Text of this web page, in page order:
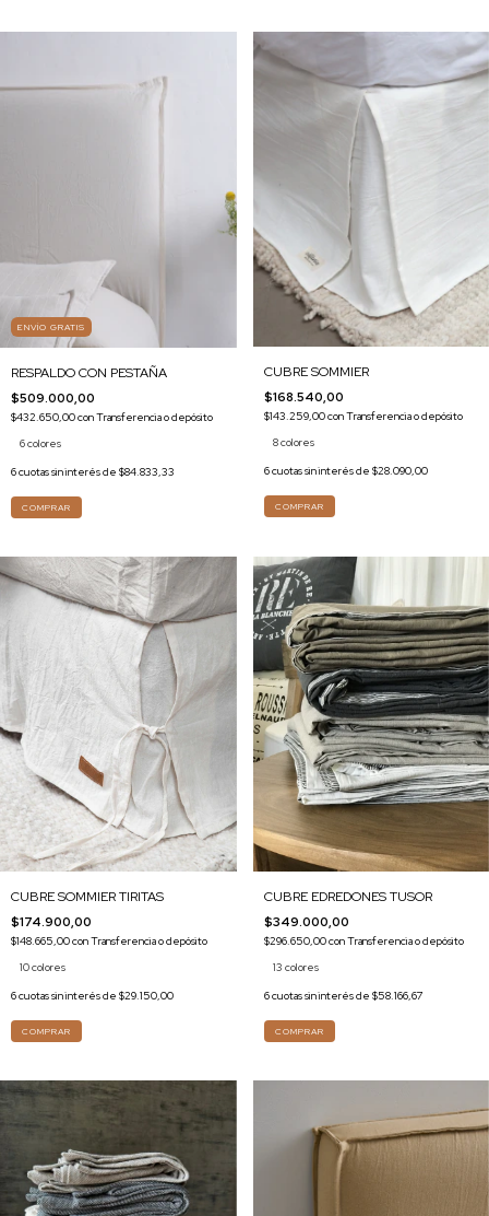
ENVÍO GRATIS
RESPALDO CON PESTAÑA
$509.000,00
$432.650,00conTransferencia o depósito
6 colores
6cuotas sin interés de $84.833,33
COMPRAR
CUBRE SOMMIER
$168.540,00
$143.259,00conTransferencia o depósito
8 colores
6cuotas sin interés de $28.090,00
COMPRAR
CUBRE SOMMIER TIRITAS
$174.900,00
$148.665,00conTransferencia o depósito
10 colores
6cuotas sin interés de $29.150,00
COMPRAR
CUBRE EDREDONES TUSOR
$349.000,00
$296.650,00conTransferencia o depósito
13 colores
6cuotas sin interés de $58.166,67
COMPRAR